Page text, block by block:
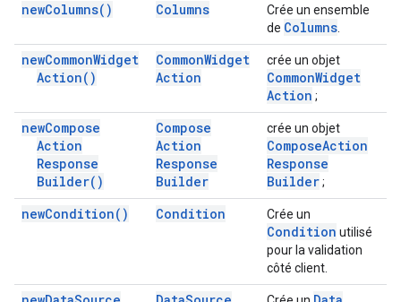
newColumns( ) Columns
Crée un ensemble
de Columns
newCommonWidget
Action( )
CommonWidget
Action
crée un objet
CommonWidget
Action ;
newCompose
Action
Response
Builder( )
Compose
Action
Response
Builder
crée un objet
ComposeAction
Response
Builder;
newCondition( ) Condition Crée un
Condition utilisé
pour la validation
côté client.